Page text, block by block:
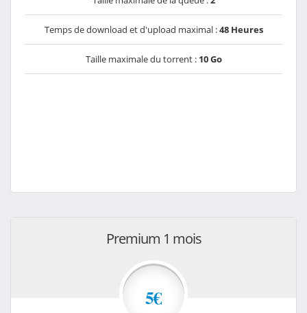
Temps de download et d'upload maximal :48 Heures
Taille maximale du torrent : 10 Go
Premium 1 mois
5€